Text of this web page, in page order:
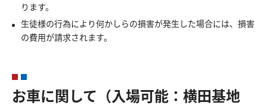
ります。
生徒様の行為により何かしらの損害が発生した場合には、損害
の費用が請求されます。
お車に関して（入場可能：横田基地